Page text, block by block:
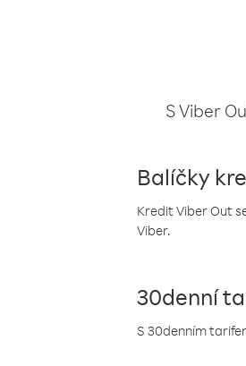
S Viber
Balíčky
Kredit Viber Out
Viber.
30denní
S 30denním